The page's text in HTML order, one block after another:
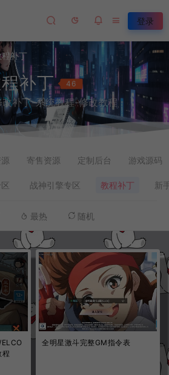
登录
程补丁
补丁 46
补丁-系统教程-修改教程
寄售资源 定制后台 游戏源码
战神引擎专区 教程补丁 新
最热 随机
程
全明星激斗完整GM指令表